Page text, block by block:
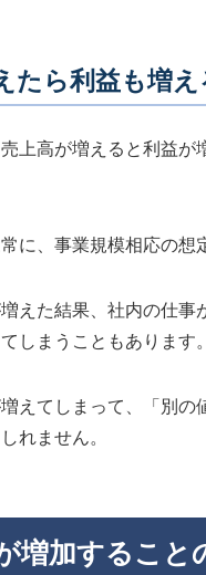
たら利益も増え
上高が増えると利益が
に、事業規模相応の想
えた結果、社内の仕事
しまうこともあります。
えてしまって、「別
れません。
増加すること